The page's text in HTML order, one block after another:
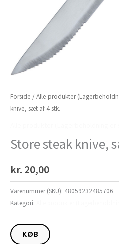
Forside /Alle produkter
knive, sæt af 4 stk.
Store steak knive,
kr. 20,00
Varenummer (SKU): 48059232485706
Kategori:
KØB